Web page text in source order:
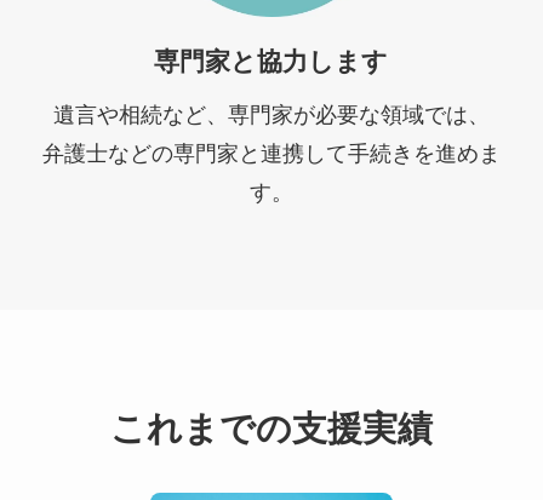
専門家と協力します
遺言や相続など、専門家が必要な領域では、
弁護士などの専門家と連携して手続きを進めま
す。
これまでの支援実績